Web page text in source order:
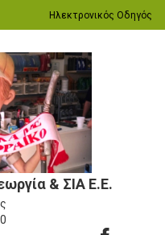
Ηλεκτρονικός Οδηγός
& ΣΙΑ Ε.Ε.